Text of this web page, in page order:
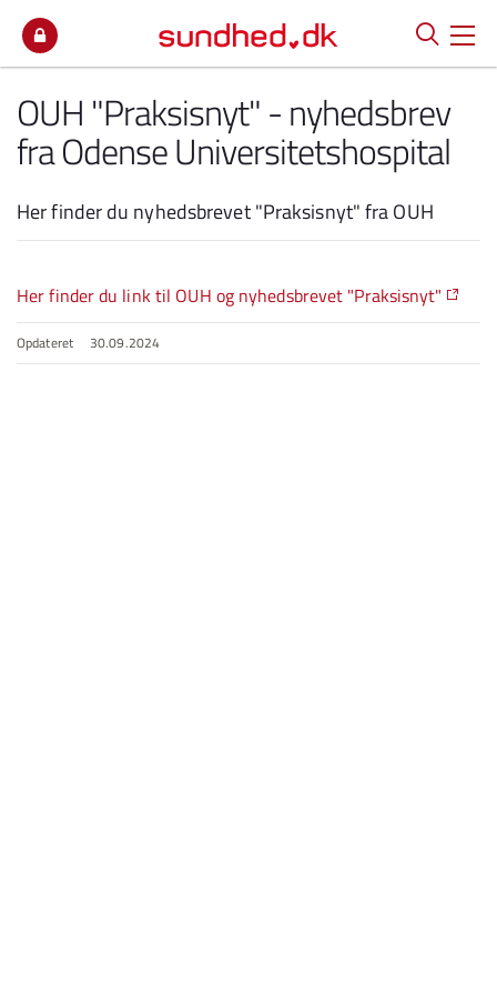
OUH "Praksisnyt" - nyhedsbrev
fra Odense Universitetshospital
Her finder du nyhedsbrevet "Praksisnyt" fra OUH
Her finder du link til OUH og nyhedsbrevet "Praksisnyt"
Opdateret 30.09.2024